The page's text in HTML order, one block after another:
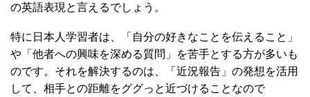
の英語表現と言えるでしょう。
特に日本人学習者は、「自分の好きなことを伝えること」
や「他者への興味を深める質問」を苦手とする方が多いも
のです。それを解決するのは、「近況報告」の発想を活用
して、相手との距離をググっと近づけることなので